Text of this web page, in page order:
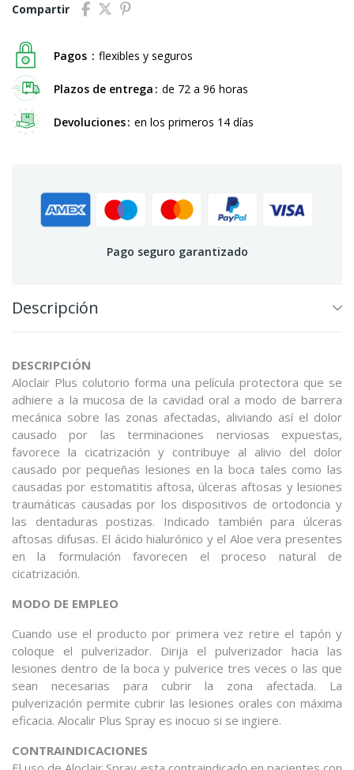
Compartir
Pagos flexibles y seguros
Plazos de entrega de 72 a 96 horas
Devoluciones en los primeros 14 días
Pago seguro garantizado
Descripción
DESCRIPCIÓN
Aloclair Plus colutorio forma una película protectora que se
adhiere a la mucosa de la cavidad oral a modo de barrera
mecánica sobre las zonas afectadas, aliviando así el dolor
causado por las terminaciones nerviosas expuestas,
favorece la cicatrización y contribuye al alivio del dolor
causado por pequeñas lesiones en la boca tales como las
causadas por estomatitis aftosa, úlceras aftosas y lesiones
traumáticas causadas por los dispositivos de ortodoncia y
las dentaduras postizas. Indicado también para úlceras
aftosas difusas. El ácido hialurónico y el Aloe vera presentes
en la formulación favorecen el proceso natural de
cicatrización.
MODO DE EMPLEO
Cuando use el producto por primera vez retire el tapón y
coloque el pulverizador. Dirija el pulverizador hacia las
lesiones dentro de la boca y pulverice tres veces o las que
sean necesarias para cubrir la zona afectada. La
pulverización permite cubrir las lesiones orales con máxima
eficacia. Alocalir Plus Spray es inocuo si se ingiere.
CONTRAINDICACIONES